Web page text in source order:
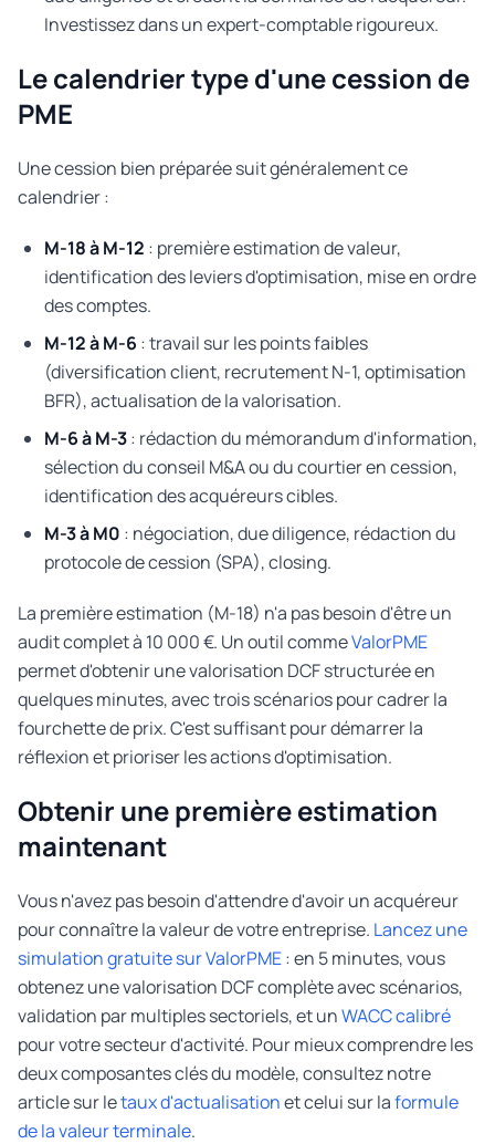
Investissez dans un expert-comptable rigoureux.
Le calendrier type d'une cession de
PME
Une cession bien préparée suit généralement ce
calendrier :
M-18 à M-12 : première estimation de valeur,
identification des leviers d'optimisation, mise en ordre
des comptes.
M-12 à M-6 : travail sur les points faibles
(diversification client, recrutement N-1, optimisation
BFR), actualisation de la valorisation.
M-6 à M-3: rédaction du mémorandum d'information,
sélection du conseil M&A ou du courtier en cession,
identification des acquéreurs cibles.
M-3 à M0 : négociation, due diligence, rédaction du
protocole de cession (SPA), closing.
La première estimation (M-18) n'a pas besoin d'être un
audit complet à 10 000 €. Un outil commeValorPME
permet d'obtenir une valorisation DCF structurée en
quelques minutes, avec trois scénarios pour cadrer la
fourchette de prix. C'est suffisant pour démarrer la
réflexion et prioriser les actions d'optimisation.
Obtenir une première estimation
maintenant
Vous n'avez pas besoin d'attendre d'avoir un acquéreur
pour connaître la valeur de votre entreprise. Lancez une
simulation gratuite sur ValorPME: en 5 minutes, vous
obtenez une valorisation DCF complète avec scénarios,
validation par multiples sectoriels, et unWACC calibré
pour votre secteur d'activité. Pour mieux comprendre les
deux composantes clés du modèle, consultez notre
article sur letaux d'actualisationet celui sur laformule
de la valeur terminale.